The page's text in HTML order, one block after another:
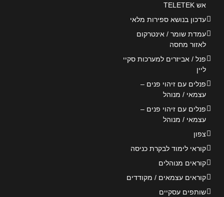
אש TELETEK
עדכון בנושא ספירות מלאי
עמדת שומר / אינטרקום
לאזור מחסה
פנל / אביזרים למערכות סקיי
ליין
פנלים עם זיהוי פנים –
עצמאי / מנוהל
פנלים עם זיהוי פנים –
עצמאי / מנוהל
צפון
קוראי לימוד לבקרת כניסה
קוראים מנוהלים
קוראים עצמאים / מקודדים
שותפים עסקיים